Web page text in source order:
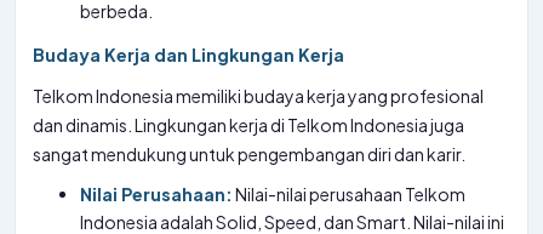
berbeda.
Budaya Kerja dan Lingkungan Kerja
Telkom Indonesia memiliki budaya kerja yang profesional
dan dinamis. Lingkungan kerja di Telkom Indonesia juga
sangat mendukung untuk pengembangan diri dan karir.
Nilai Perusahaan: Nilai-nilai perusahaan Telkom
Indonesia adalah Solid, Speed, dan Smart. Nilai-nilai ini